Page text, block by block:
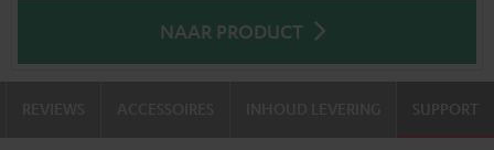
NAAR PRODUCT
SUPPORT